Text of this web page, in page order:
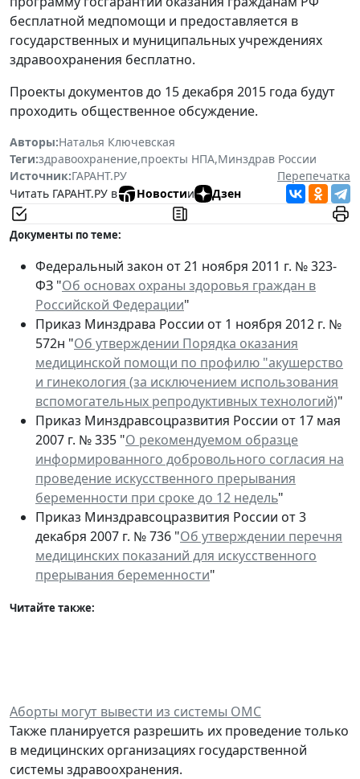
бесплатной медпомощи и предоставляется в
государственных и муниципальных учреждениях
здравоохранения бесплатно.
Проекты документов до 15 декабря 2015 года будут
проходить общественное обсуждение.
Авторы:Наталья Ключевская
Теги:здравоохранение,проекты НПА,Минздрав России
Источник:ГАРАНТ.РУ
Перепечатка
Читать ГАРАНТ.РУ в
Новостии Дзен
Документы по теме:
Федеральный закон от 21 ноября 2011 г. № 323-
ФЗ "Об основах охраны здоровья граждан в
Российской Федерации"
Приказ Минздрава России от 1 ноября 2012 г. №
572н "Об утверждении Порядка оказания
медицинской помощи по профилю "акушерство
и гинекология (за исключением использования
вспомогательных репродуктивных технологий)"
Приказ Минздравсоцразвития России от 17 мая
2007 г. № 335 "О рекомендуемом образце
информированного добровольного согласия на
проведение искусственного прерывания
беременности при сроке до 12 недель"
Приказ Минздравсоцразвития России от 3
декабря 2007 г. № 736 "Об утверждении перечня
медицинских показаний для искусственного
прерывания беременности"
Читайте также:
Аборты могут вывести из системы ОМС
Также планируется разрешить их проведение только
в медицинских организациях государственной
системы здравоохранения.